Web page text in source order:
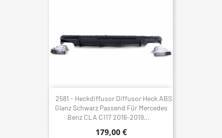
2581 - Heckdiffusor Diffusor Heck ABS
Glanz Schwarz Passend Für Mercedes
Benz CLA C117 2016-2019...
179,00 €